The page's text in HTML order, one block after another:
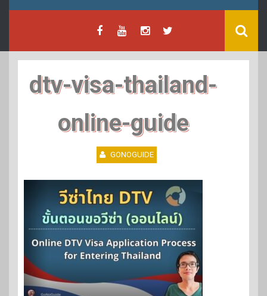
dtv-visa-thailand-
online-guide
GONOGUIDE